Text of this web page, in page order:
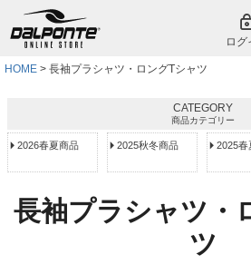
ログ
HOME 長袖プラシャツ・ロングTシャツ
CATEGORY
商品カテゴリー
2026春夏商品 2025秋冬商品 2025春
長袖プラシャツ・
ツ